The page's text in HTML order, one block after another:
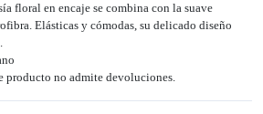
floral en encaje se combina con la suave
Elásticas y cómodas, su delicado diseño
producto no admite devoluciones.